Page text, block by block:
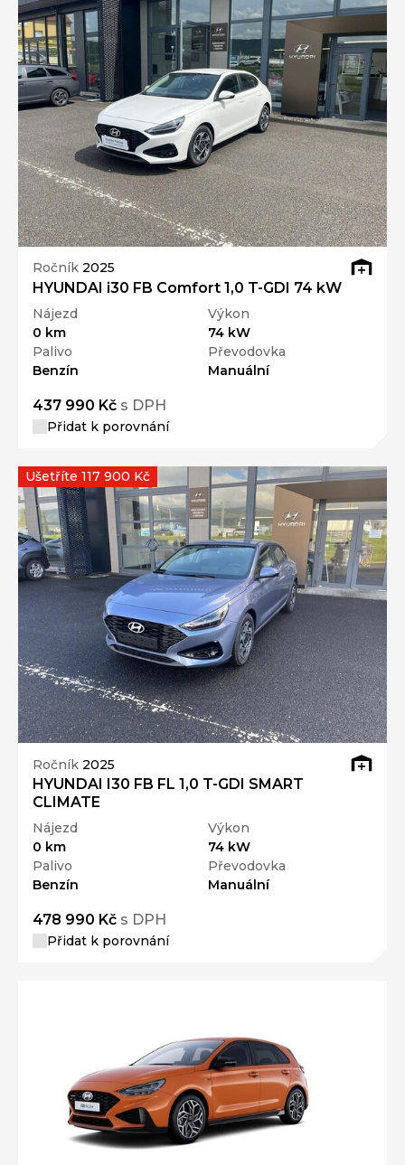
Ročník 2025
HYUNDAI i30 FB Comfort 1,0 T-GDI 74 kW
Nájezd
0 km
Výkon
74 kW
Palivo
Benzín
Převodovka
Manuální
437 990 Kč s DPH
Přidat k porovnání
Ročník 2025
HYUNDAI I30 FB FL 1,0 T-GDI SMART
CLIMATE
Nájezd
0 km
Výkon
74 kW
Palivo
Benzín
Převodovka
Manuální
478 990 Kč s DPH
Přidat k porovnání
Ušetříte 117 900 Kč